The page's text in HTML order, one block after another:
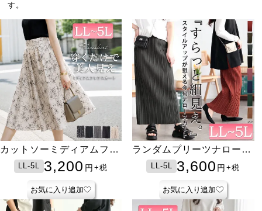
す。
カットソーミディアムフレ
アスカート
LL-5L 3,200 円 +税
お気に入り追加
ランダムプリーツナロース
カートLL-5L 3,600 円 +税
お気に入り追加